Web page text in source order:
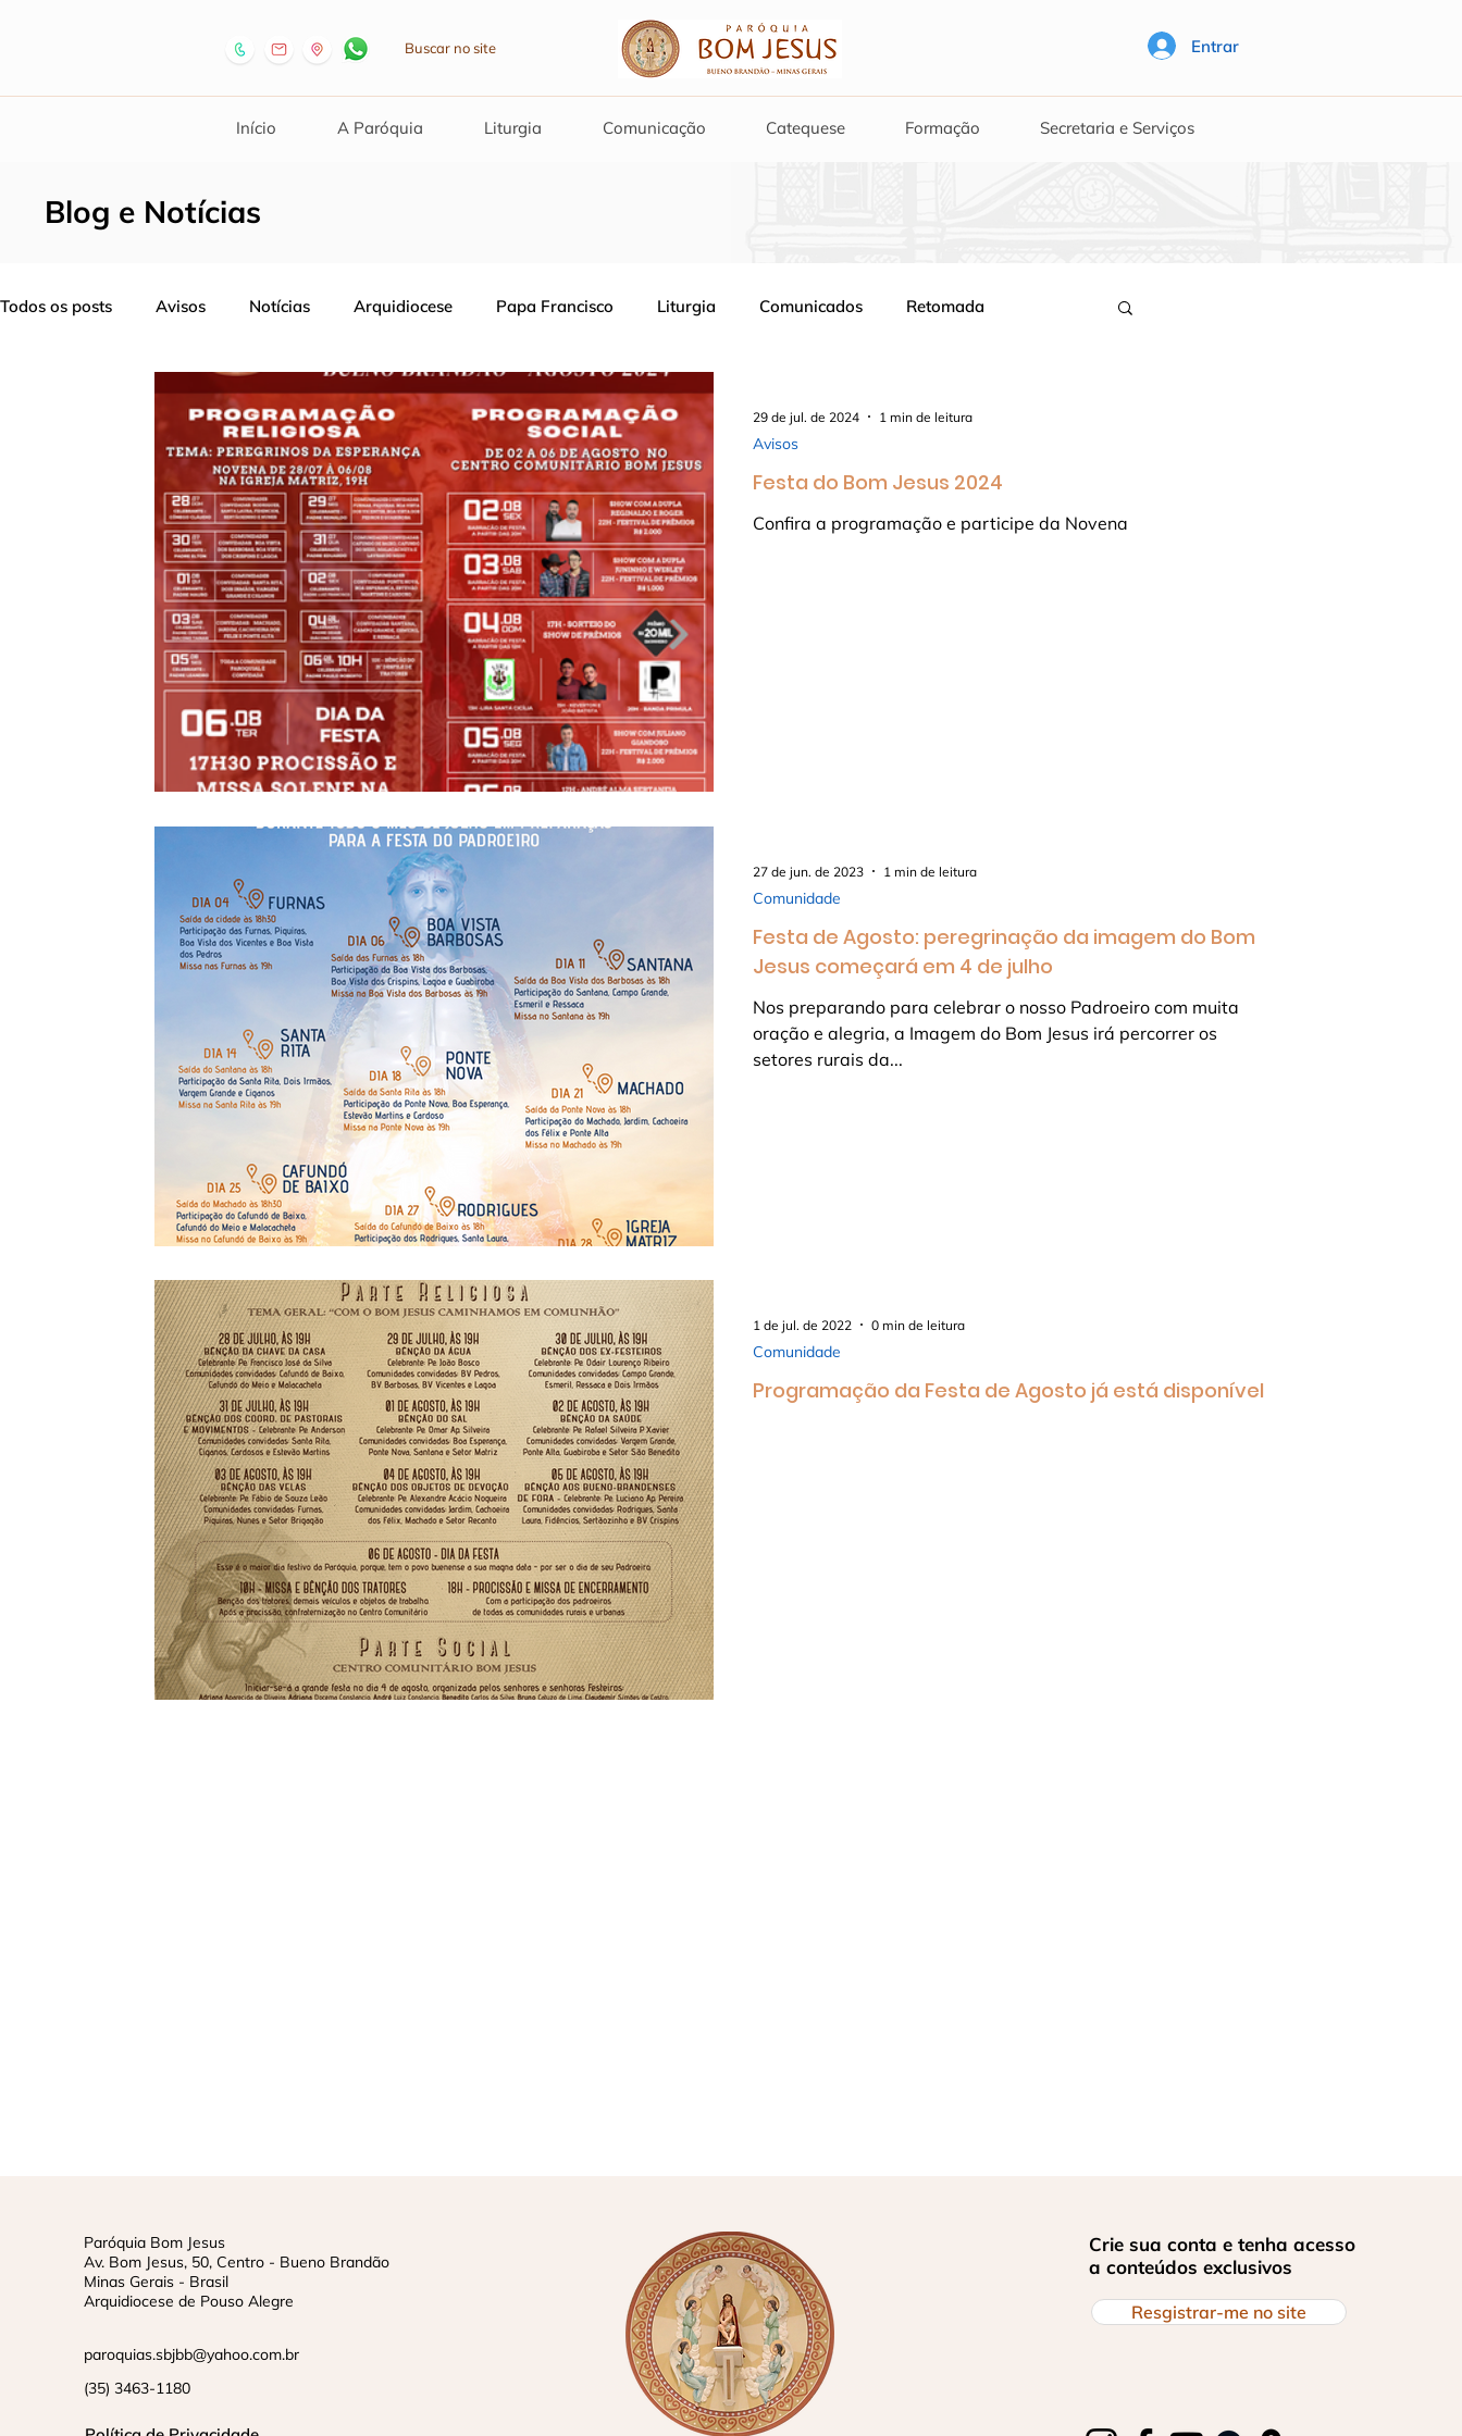
Entrar
Início A Paróquia Liturgia Comunicação Catequese Formação Secretaria e Serviços
Blog e Notícias
Todos os posts Avisos Notícias Arquidiocese Papa Francisco Liturgia Comunicados Retomada
Formação Catequese Artigos Matérias Textos e Reflexões
Festa do Bom Jesus 2024
Confira a programação e participe da Novena
Avisos
29 de jul. de 2024 1 min de leitura
Festa de Agosto: peregrinação da imagem do Bom
Jesus começará em 4 de julho
Nos preparando para celebrar o nosso Padroeiro com muita
oração e alegria, a Imagem do Bom Jesus irá percorrer os
setores rurais da...
Comunidade
27 de jun. de 2023 1 min de leitura
Programação da Festa de Agosto já está disponível
Comunidade
1 de jul. de 2022 0 min de leitura
Paróquia Bom Jesus
Av. Bom Jesus, 50, Centro - Bueno Brandão
Minas Gerais - Brasil
Arquidiocese de Pouso Alegre
paroquias.sbjbb@yahoo.com.br
(35) 3463-1180
Crie sua conta e tenha acesso
a conteúdos exclusivos
Resgistrar-me no site